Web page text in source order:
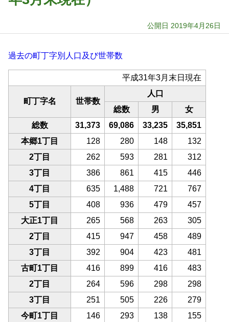
公開日 2019年4月26日
過去の町丁字別人口及び世帯数
平成31年3月末日現在
町丁字名 世帯数
人口
総数
男
女
総数
31,373 69,086 33,235
35,851
本郷1丁目
128 280 148
132
2丁目
262 593 281
312
3丁目
386 861 415
446
4丁目
635 1,488 721
767
5丁目
408 936 479
457
大正1丁目
265 568 263
305
2丁目
415 947 458
489
3丁目
392 904 423
481
古町1丁目
416 899 416
483
2丁目
264 596 298
298
3丁目
251 505 226
279
今町1丁目
146 293 138
155